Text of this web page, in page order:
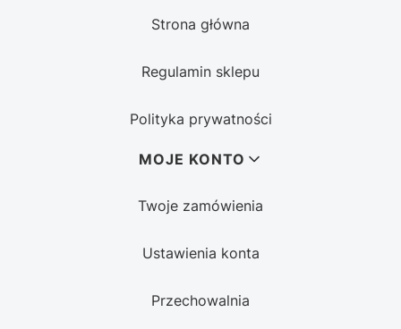
Strona główna
Regulamin sklepu
Polityka prywatności
MOJE KONTO
Twoje zamówienia
Ustawienia konta
Przechowalnia